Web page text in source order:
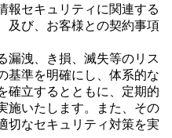
報セキュリティに関連する
及び、お客様との契約事項
漏洩、き損、滅失等のリス
基準を明確にし、体系的な
確立するとともに、定期的
施いたします。また、その
切なセキュリティ対策を実